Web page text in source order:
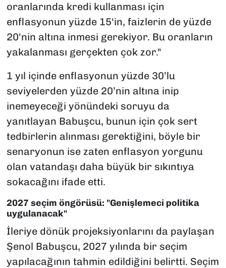
oranlarında kredi kullanması için
enflasyonun yüzde 15‘in, faizlerin de yüzde
20'nin altına inmesi gerekiyor. Bu oranların
yakalanması gerçekten çok zor."
1 yıl içinde enflasyonun yüzde 30’lu
seviyelerden yüzde 20’nin altına inip
inemeyeceği yönündeki soruyu da
yanıtlayan Babuşcu, bunun için çok sert
tedbirlerin alınması gerektiğini, böyle bir
senaryonun ise zaten enflasyon yorgunu
olan vatandaşı daha büyük bir sıkıntıya
sokacağını ifade etti.
2027 seçim öngörüsü: "Genişlemeci politika
uygulanacak"
İleriye dönük projeksiyonlarını da paylaşan
Şenol Babuşcu, 2027 yılında bir seçim
yapılacağının tahmin edildiğini belirtti. Seçim